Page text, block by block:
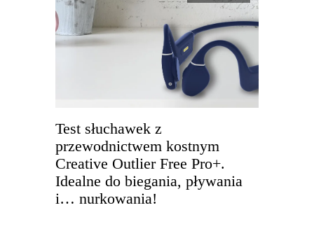
Test słuchawek z
przewodnictwem kostnym
Creative Outlier Free Pro+.
Idealne do biegania, pływania
i… nurkowania!